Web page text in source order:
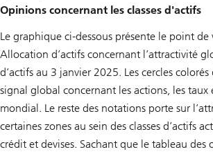
Opinions concernant les classes d'actifs
Le graphique ci-dessous présente le point
Allocation d’actifs concernant l’attractivité
d’actifs au 3 janvier 2025. Les cercles
signal global concernant les actions, les taux
mondial. Le reste des notations porte sur
certaines zones au sein des classes d’actifs
crédit et devises. Sachant que le tableau des